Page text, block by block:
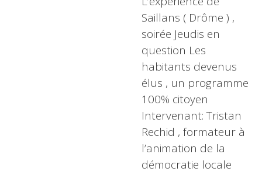
Saillans ( Drôme ) ,
soirée Jeudis en
question Les
habitants devenus
élus , un programme
100% citoyen
Intervenant: Tristan
Rechid , formateur à
l’animation de la
démocratie locale